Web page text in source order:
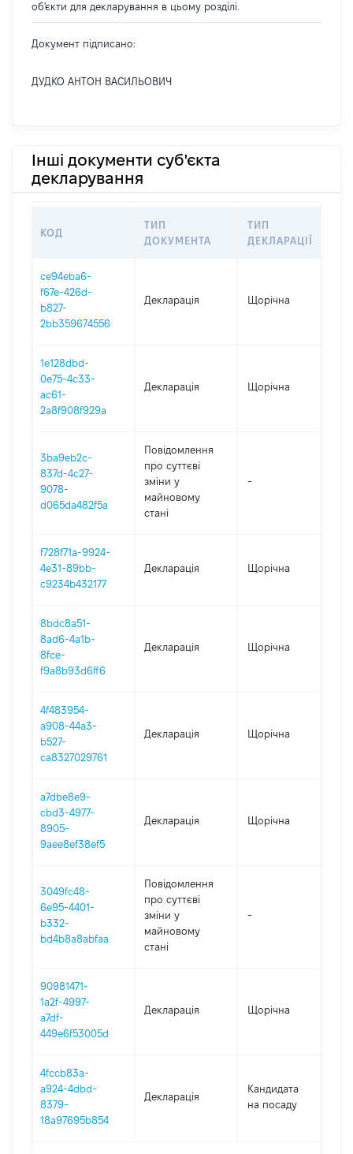
об'єкти для декларування в цьому розділі.
Документ підписано:
ДУДКО АНТОН ВАСИЛЬОВИЧ
Інші документи суб'єкта
декларування
КОД
ТИП
ДОКУМЕНТА
ТИП
ДЕКЛАРАЦІЇ
ce94eba6-
f67e-426d-
b827-
2bb359674556
Декларація Щорічна
1e128dbd-
0e75-4c33-
ac61-
2a8f908f929a
Декларація Щорічна
3ba9eb2c-
837d-4c27-
9078-
d065da482f5a
Повідомлення
про суттєві
зміни y
майновому
стані
-
f728f71a-9924-
4e31-89bb-
c9234b432177
Декларація Щорічна
8bdc8a51-
8ad6-4a1b-
8fce-
f9a8b93d6ff6
Декларація Щорічна
4f483954-
a908-44a3-
b527-
ca8327029761
Декларація Щорічна
a7dbe8e9-
cbd3-4977-
8905-
9aee8ef38ef5
Декларація Щорічна
3049fc48-
6e95-4401-
b332-
bd4b8a8abfaa
Повідомлення
про суттєві
зміни y
майновому
стані
-
90981471-
1a2f-4997-
a7df-
449e6f53005d
Декларація Щорічна
4fccb83a-
a924-4dbd-
8379-
18a97695b854
Декларація
Кандидата
на посаду